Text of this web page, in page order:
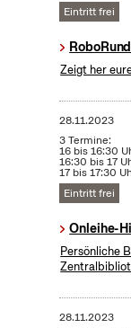
Eintritt frei
Zeigt her
28.11.2023
3 Termine:
16 bis 16:30
16:30 bis 17
17 bis 17:30
Eintritt frei
Onleihe-
Persönliche
28.11.2023